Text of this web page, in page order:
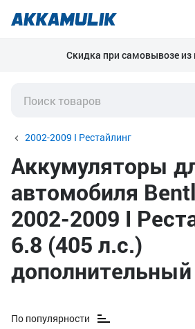
Скидка при самовывозе из
2002-2009 I Рестайлинг
Аккумуляторы
автомобиля
2002-2009 I
6.8 (405 л.с.)
дополнительный
По популярности